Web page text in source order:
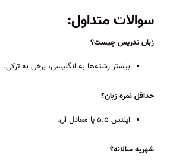
سوالات متداول:
زبان تدریس چیست؟
بیشتر رشته‌ها به انگلیسی، برخی به ترکی.
حداقل نمره زبان؟
آیلتس ۵.۵ یا معادل آن.
شهریه سالانه؟